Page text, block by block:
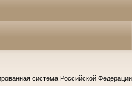
система Российской